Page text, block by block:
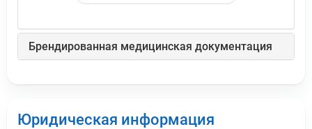
Брендированная медицинская документация
Юридическая информация